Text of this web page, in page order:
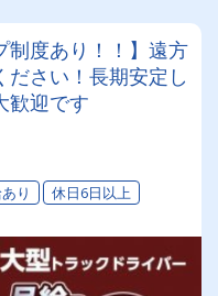
制度あり！！】遠方
さい！長期安定し
歓迎です
り 休日6日以上